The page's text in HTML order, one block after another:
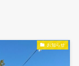
お知らせ